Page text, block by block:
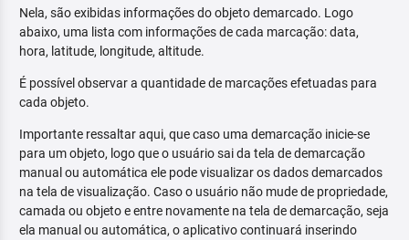
Nela, são exibidas informações do objeto demarcado. Logo
abaixo, uma lista com informações de cada marcação: data,
hora, latitude, longitude, altitude.
É possível observar a quantidade de marcações efetuadas para
cada objeto.
Importante ressaltar aqui, que caso uma demarcação inicie-se
para um objeto, logo que o usuário sai da tela de demarcação
manual ou automática ele pode visualizar os dados demarcados
na tela de visualização. Caso o usuário não mude de propriedade,
camada ou objeto e entre novamente na tela de demarcação, seja
ela manual ou automática, o aplicativo continuará inserindo